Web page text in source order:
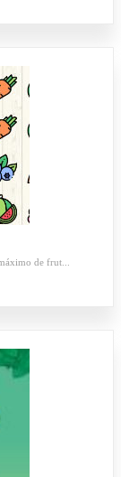
de frut...